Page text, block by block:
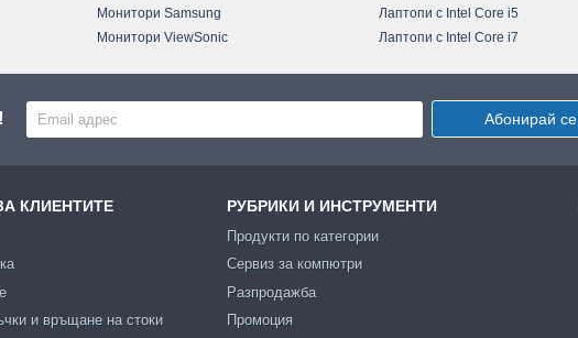
Монитори Samsung
Монитори ViewSonic
Лаптопи с Intel Core i5
Лаптопи с Intel Core i7
Абонирай се
КЛИЕНТИТЕ
и връщане на стоки
РУБРИКИ И ИНСТРУМЕНТИ
Продукти по категории
Сервиз за компютри
Разпродажба
Промоция